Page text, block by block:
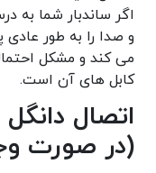
اگر ساندبار شما
و صدا را به طور عادی
می کند و مشکل
کابل های آن است.
(در صورت